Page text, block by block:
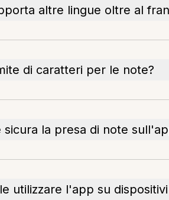
altre lingue oltre al
di caratteri per le note?
sicura la presa di note
utilizzare l'app su